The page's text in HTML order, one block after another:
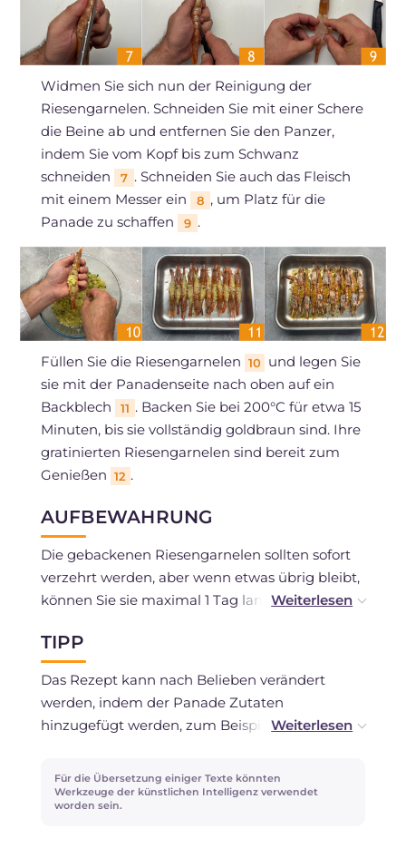
Widmen Sie sich nun der Reinigung der
Riesengarnelen. Schneiden Sie mit einer Schere
die Beine ab und entfernen Sie den Panzer,
indem Sie vom Kopf bis zum Schwanz
schneiden
7 . Schneiden Sie auch das Fleisch
mit einem Messer ein
8 , um Platz für die
Panade zu schaffen
9 .
Füllen Sie die Riesengarnelen 10 und legen Sie
sie mit der Panadenseite nach oben auf ein
Backblech
11 . Backen Sie bei 200°C für etwa 15
Minuten, bis sie vollständig goldbraun sind. Ihre
gratinierten Riesengarnelen sind bereit zum
Genießen 12 .
AUFBEWAHRUNG
Die gebackenen Riesengarnelen sollten sofort
verzehrt werden, aber wenn etwas übrig bleibt,
können Sie sie maximal 1 Tag lang in einem
aufbewahren.
TIPP
Das Rezept kann nach Belieben verändert
werden, indem der Panade Zutaten
hinzugefügt werden, zum Beispiel: fein
geriebener Käse.
Für die Übersetzung einiger Texte könnten
Werkzeuge der künstlichen Intelligenz verwendet
worden sein.